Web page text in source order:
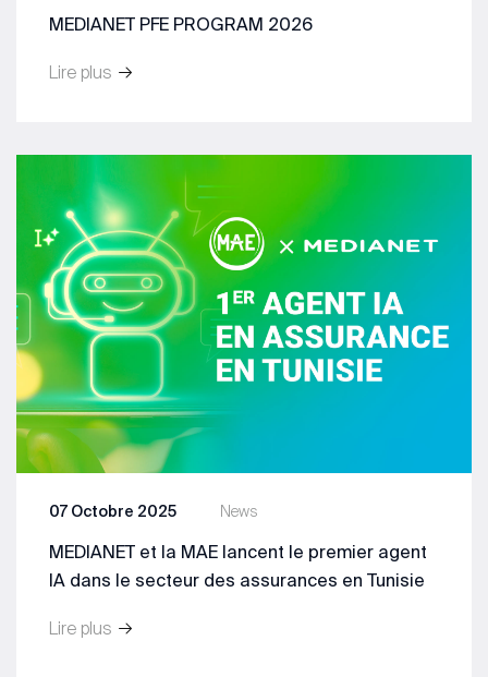
MEDIANET PFE PROGRAM 2026
Lire plus
News
07 Octobre 2025
MEDIANET et la MAE lancent le premier agent
IA dans le secteur des assurances en Tunisie
Lire plus